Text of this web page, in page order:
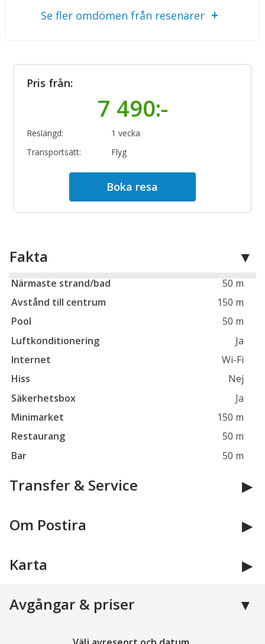
solstolar och parasoller att använda utan kostnad –
perfekt för avkopplande dagar i solen.
Övrigt
Hotell Pastura. Strandhanddukar finns att låna mot en
avgift på 5 €. Sängkläder och handdukar samt
avresestädning ingår, byte av handdukar sker en gång
i veckan. Tillgång till samtliga faciliteter (vissa mot
utomhuspool, barnpool, poolbar, wellness
med spabehandlingar). Hotellet har ett gym som du
Priset är 15 € för frukost och 30 € för middag. Barn upp
till 12 år äter till halva priset och barn under 2 år gratis.
Se fler omdömen från resenärer
Pris från:
7 490:-
Reslängd:
1 vecka
Transportsätt:
Flyg
Boka resa
Fakta
Närmaste strand/bad
50 m
Avstånd till centrum
150 m
Pool
50 m
Luftkonditionering
Ja
Internet
Wi-Fi
Hiss
Nej
Säkerhetsbox
Ja
Minimarket
150 m
Restaurang
50 m
Bar
50 m
Transfer & Service
Om Postira
Karta
Avgångar & priser